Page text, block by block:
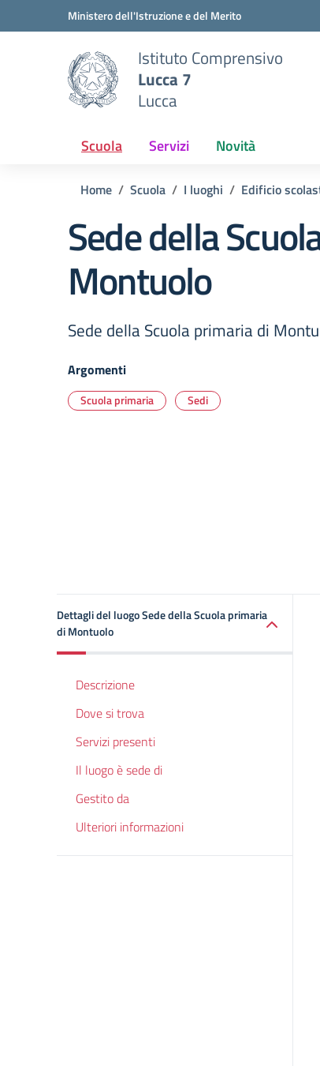
Vai ai contenuti
Vai al menu di navigazioneMinistero dell'Istruzione e del Merito
Istituto Comprensivo
Lucca 7
Lucca
Scuola Servizi Novità
Home Scuola I luoghi Edificio
Sede della
Montuolo
Sede della Scuola primaria di
Argomenti
Scuola primaria Sedi
Dettagli del luogo Sede della Scuola primaria
di Montuolo
Descrizione
Dove si trova
Servizi presenti
Il luogo è sede di
Gestito da
Ulteriori informazioni